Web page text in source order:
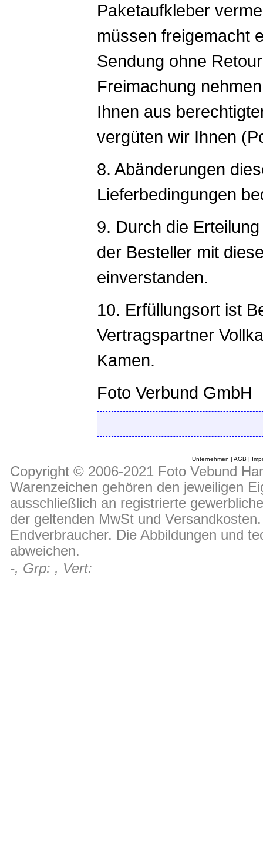
Paketaufkleber
müssen freigemacht
Sendung ohne
Freimachung
Ihnen aus
vergüten wir Ihnen
8. Abänderungen
Lieferbedingungen
9. Durch die
der Besteller mit
einverstanden.
10. Erfüllungsort ist
Vertragspartner
Kamen.
Foto Verbund GmbH
Unternehmen | AGB |
Copyright © 2006-2021 Foto Vebund
Warenzeichen gehören den jeweiligen
ausschließlich an registrierte
der geltenden MwSt und
Endverbraucher. Die Abbildungen und
abweichen.
-, Grp: , Vert: